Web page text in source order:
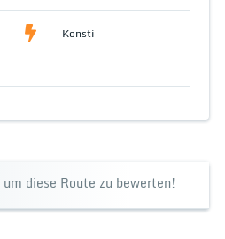
Konsti
um diese Route zu bewerten!